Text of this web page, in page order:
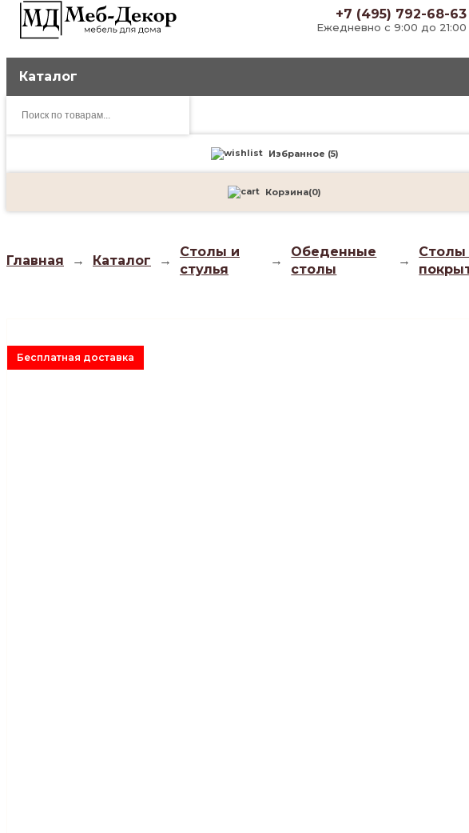
+7 (495) 792-68-63
Ежедневно с 9:00 до 21:00
Каталог
товаров
Избранное (5)
Корзина(0)
Главная → Каталог →
Столы и
стулья
→
Обеденные
столы
→
Столы
Бесплатная доставка